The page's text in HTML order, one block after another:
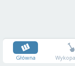
Główna